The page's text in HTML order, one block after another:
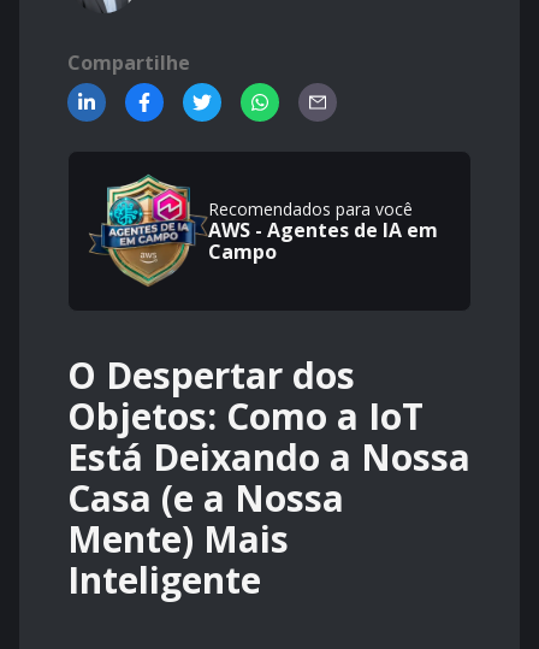
Compartilhe
Recomendados para você
AWS - Agentes de IA em
Campo
O Despertar dos
Objetos: Como a IoT
Está Deixando a Nossa
Casa (e a Nossa
Mente) Mais
Inteligente